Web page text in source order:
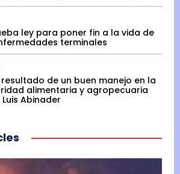
ley para poner fin a la vida de
terminales
de un buen manejo en la
alimentaria y agropecuaria
Abinader